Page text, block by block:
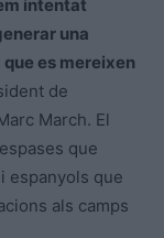
intentat
una
es mereixen
de
March. El
que
espanyols que
als camps